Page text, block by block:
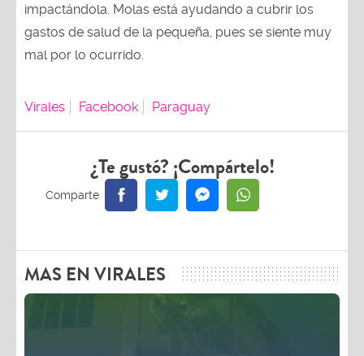
impactándola. Molas está ayudando a cubrir los
gastos de salud de la pequeña, pues se siente muy
mal por lo ocurrido.
Virales Facebook Paraguay
¿Te gustó? ¡Compártelo!
MAS EN VIRALES